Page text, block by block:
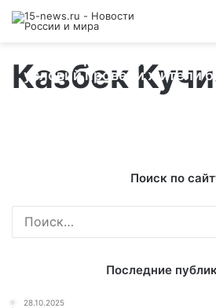
Казбек
условий провели жители
общежития во
Поиск по
Последние
28.10.2025